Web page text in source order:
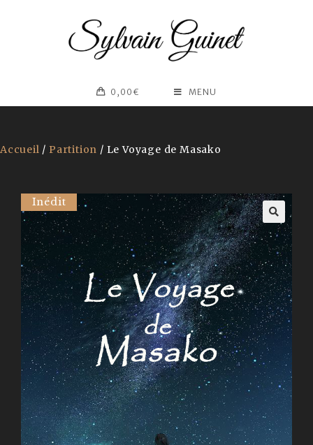
0,00 € MENU
Accueil / Partition / Le Voyage de Masako
Inédit